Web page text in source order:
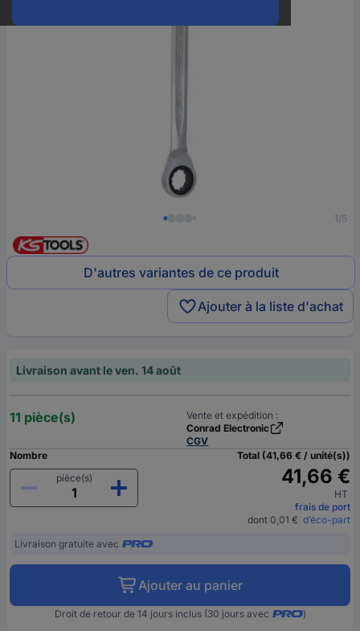
1/5
D'autres variantes de ce produit
Ajouter à la liste d'achat
Livraison avant le ven. 14 août
11 pièce(s)
Vente et expédition :
Conrad Electronic
CGV
Nombre
pièce(s)
Total (41,66 € / unité(s))
41,66 €
HT
frais de port
dont 0,01 € d’éco-part
Livraison gratuite avec
Ajouter au panier
Droit de retour de 14 jours inclus (30 jours avec )